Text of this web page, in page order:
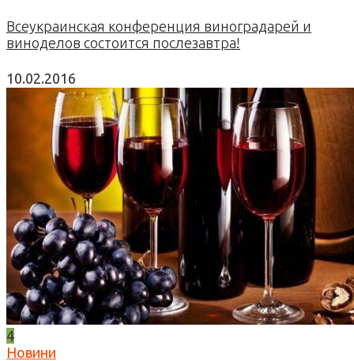
Всеукраинская конференция виноградарей и
виноделов состоится послезавтра!
10.02.2016
4
Новини